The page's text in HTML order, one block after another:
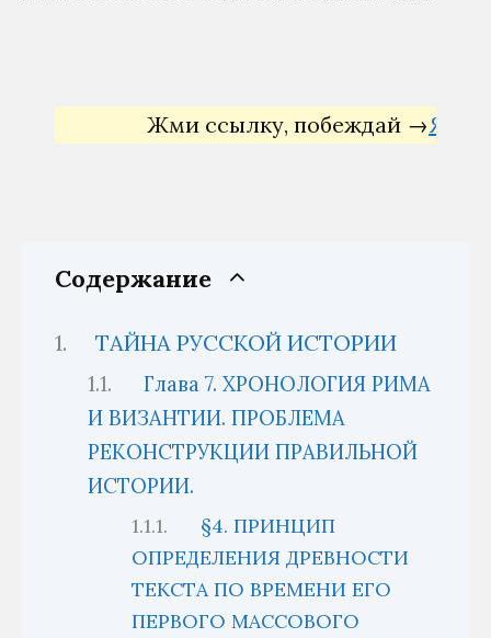
Жми ссылку, побеждай →Яндекс
Содержание
ТАЙНА РУССКОЙ ИСТОРИИ
Глава 7. ХРОНОЛОГИЯ РИМА
И ВИЗАНТИИ. ПРОБЛЕМА
РЕКОНСТРУКЦИИ ПРАВИЛЬНОЙ
ИСТОРИИ.
§4. ПРИНЦИП
ОПРЕДЕЛЕНИЯ ДРЕВНОСТИ
ТЕКСТА ПО ВРЕМЕНИ ЕГО
ПЕРВОГО МАССОВОГО